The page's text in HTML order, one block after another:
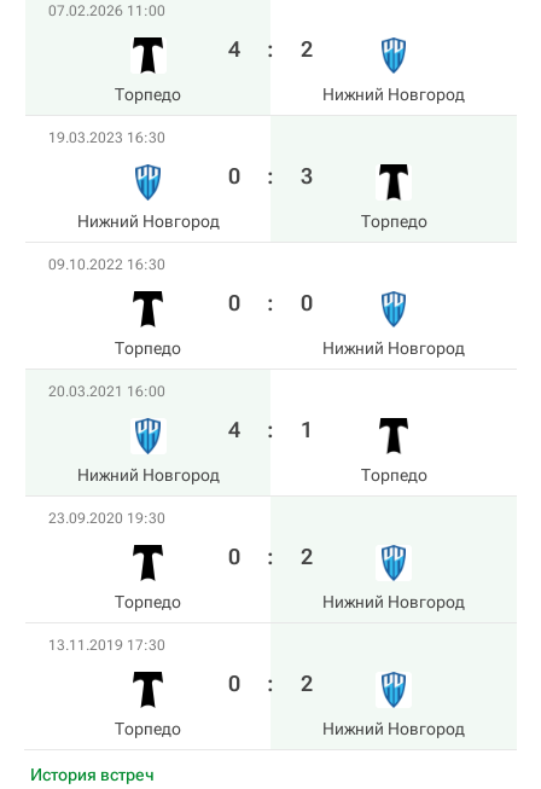
07.02.2026 11:00
Торпедо
4 : 2
Нижний Новгород
19.03.2023 16:30
Нижний Новгород
0 : 3
Торпедо
09.10.2022 16:30
Торпедо
0 : 0
Нижний Новгород
20.03.2021 16:00
Нижний Новгород
4 : 1
Торпедо
23.09.2020 19:30
Торпедо
0 : 2
Нижний Новгород
13.11.2019 17:30
Торпедо
0 : 2
Нижний Новгород
История встреч